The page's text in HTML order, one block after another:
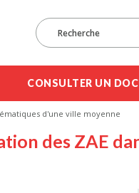
CONSULTER UN
d'une ville moyenne
des ZAE